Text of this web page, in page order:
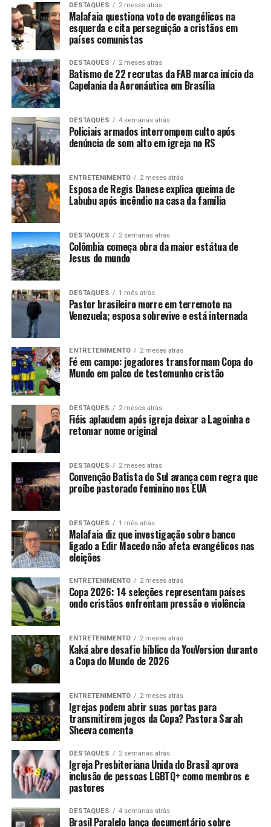
DESTAQUES 2 meses atrás
Malafaia questiona voto de evangélicos na
esquerda e cita perseguição a cristãos em
países comunistas
DESTAQUES 2 meses atrás
Batismo de 22 recrutas da FAB marca início da
Capelania da Aeronáutica em Brasília
DESTAQUES 4 semanas atrás
Policiais armados interrompem culto após
denúncia de som alto em igreja no RS
ENTRETENIMENTO 2 meses atrás
Esposa de Regis Danese explica queima de
Labubu após incêndio na casa da família
DESTAQUES 2 semanas atrás
Colômbia começa obra da maior estátua de
Jesus do mundo
DESTAQUES 1 mês atrás
Pastor brasileiro morre em terremoto na
Venezuela; esposa sobrevive e está internada
ENTRETENIMENTO 2 meses atrás
Fé em campo: jogadores transformam Copa do
Mundo em palco de testemunho cristão
DESTAQUES 2 meses atrás
Fiéis aplaudem após igreja deixar a Lagoinha e
retomar nome original
DESTAQUES 2 meses atrás
Convenção Batista do Sul avança com regra que
proíbe pastorado feminino nos EUA
DESTAQUES 1 mês atrás
Malafaia diz que investigação sobre banco
ligado a Edir Macedo não afeta evangélicos nas
eleições
ENTRETENIMENTO 2 meses atrás
Copa 2026: 14 seleções representam países
onde cristãos enfrentam pressão e violência
ENTRETENIMENTO 2 meses atrás
Kaká abre desafio bíblico da YouVersion durante
a Copa do Mundo de 2026
ENTRETENIMENTO 2 meses atrás
Igrejas podem abrir suas portas para
transmitirem jogos da Copa? Pastora Sarah
Sheeva comenta
DESTAQUES 2 semanas atrás
Igreja Presbiteriana Unida do Brasil aprova
inclusão de pessoas LGBTQ+ como membros e
pastores
DESTAQUES 4 semanas atrás
Brasil Paralelo lança documentário sobre